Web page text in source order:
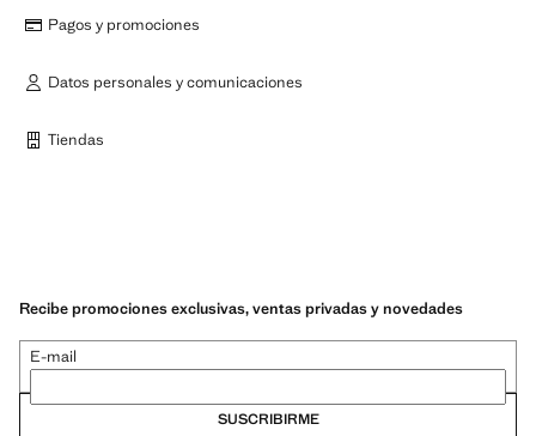
Pagos y promociones
Datos personales y comunicaciones
Tiendas
Recibe promociones exclusivas, ventas privadas y novedades
E-mail
SUSCRIBIRME